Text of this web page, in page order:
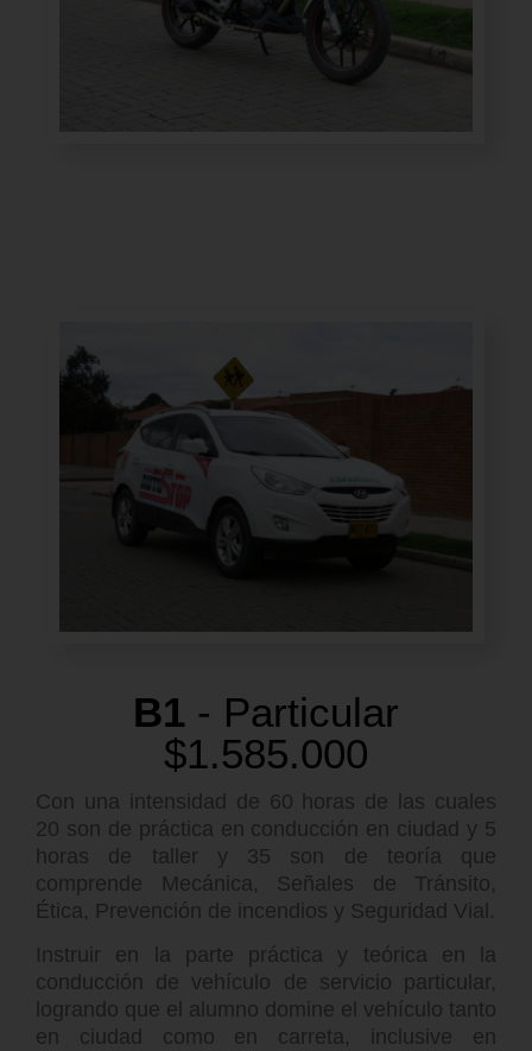
B1 - Particular
$1.585.000
Con una intensidad de 60 horas de las cuales
20 son de práctica en conducción en ciudad y 5
horas de taller y 35 son de teoría que
comprende Mecánica, Señales de Tránsito,
Ética, Prevención de incendios y Seguridad Vial.
Instruir en la parte práctica y teórica en la
conducción de vehículo de servicio particular,
logrando que el alumno domine el vehículo tanto
en ciudad como en carreta, inclusive en